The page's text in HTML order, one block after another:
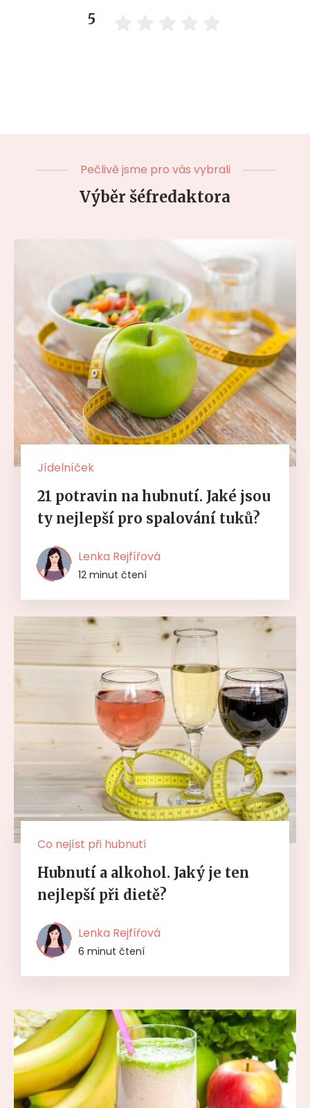
5
Pečlivě jsme pro vás vybrali
Výběr šéfredaktora
Jídelníček
21 potravin na hubnutí. Jaké jsou
ty nejlepší pro spalování tuků?
Lenka Rejfířová
12 minut čtení
Co nejíst při hubnutí
Hubnutí a alkohol. Jaký je ten
nejlepší při dietě?
Lenka Rejfířová
6 minut čtení